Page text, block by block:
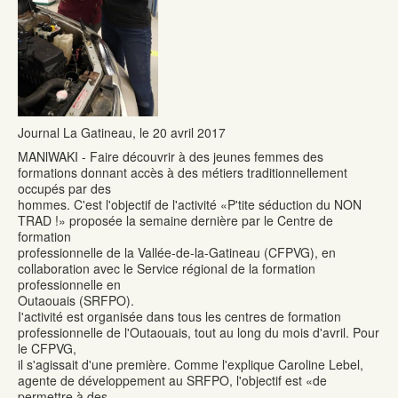
Journal La Gatineau, le 20 avril 2017
MANlWAKI - Faire découvrir à des jeunes femmes des
formations donnant accès à des métiers traditionnellement
occupés par des
hommes. C'est l'objectif de l'activité «P'tite séduction du NON
TRAD !» proposée la semaine dernière par le Centre de
formation
professionnelle de la Vallée-de-la-Gatineau (CFPVG), en
collaboration avec le Service régional de la formation
professionnelle en
Outaouais (SRFPO).
I'activité est organisée dans tous les centres de formation
professionnelle de l'Outaouais, tout au long du mois d'avril. Pour
le CFPVG,
il s'agissait d'une première. Comme l'explique Caroline Lebel,
agente de développement au SRFPO, l'objectif est «de